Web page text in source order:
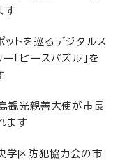
す
ットを巡るデジタルス
「ピースパズル」を
光親善大使が市長
ます
学区防犯協力会の市